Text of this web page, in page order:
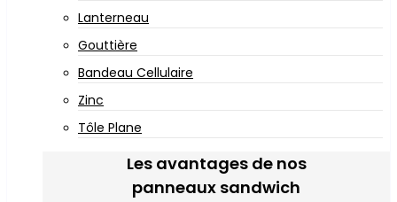
Lanterneau
Gouttière
Bandeau Cellulaire
Zinc
Tôle Plane
Les avantages de nos
panneaux sandwich